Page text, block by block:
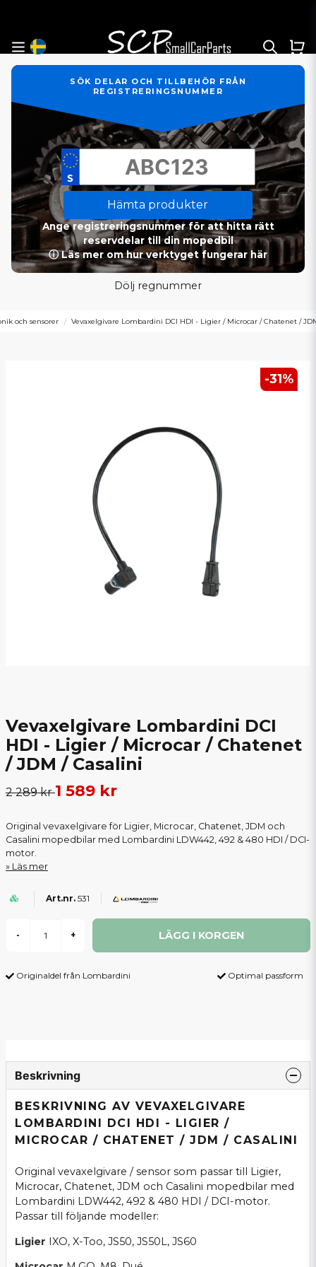
SÖK DELAR OCH TILLBEHÖR FRÅN
REGISTRERINGSNUMMER
Hämta produkter
Ange registreringsnummer för att hitta rätt
reservdelar till din mopedbil
ⓘ Läs mer om hur verktyget fungerar här
Dölj regnummer
och sensorer Vevaxelgivare Lombardini DCI HDI - Ligier / Microcar / Chatenet /
-31%
Vevaxelgivare Lombardini DCI
HDI - Ligier / Microcar / Chatenet
/ JDM / Casalini
2 289 kr1 589 kr
Original vevaxelgivare för Ligier, Microcar, Chatenet, JDM och
Casalini mopedbilar med Lombardini LDW442, 492 & 480 HDI / DCI-
motor.
Läs mer
531
- + LÄGG I KORGEN
Originaldel från Lombardini Optimal passform
Beskrivning
BESKRIVNING AV VEVAXELGIVARE
LOMBARDINI DCI HDI - LIGIER /
MICROCAR / CHATENET / JDM / CASALINI
Original vevaxelgivare / sensor som passar till Ligier,
Microcar, Chatenet, JDM och Casalini mopedbilar med
Lombardini LDW442, 492 & 480 HDI / DCI-motor.
Passar till följande modeller:
Ligier IXO, X-Too, JS50, JS50L, JS60